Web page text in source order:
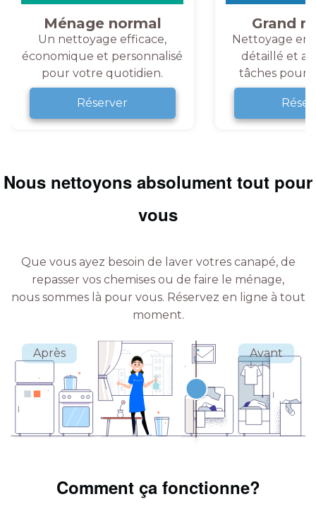
Ménage normal
Un nettoyage efficace,
économique et personnalisé
pour votre quotidien.
Réserver
Grand
Nettoyage en
détaillé et
tâches pour
Nous nettoyons absolument tout pour
vous
Que vous ayez besoin de laver votres canapé, de
repasser vos chemises ou de faire le ménage,
nous sommes là pour vous. Réservez en ligne à tout
moment.
Comment ça fonctionne?